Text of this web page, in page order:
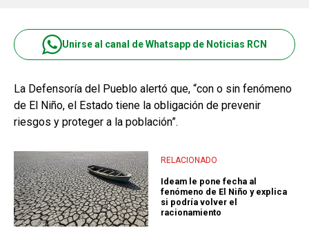
Unirse al canal de Whatsapp de Noticias RCN
La Defensoría del Pueblo alertó que, “con o sin fenómeno
de El Niño, el Estado tiene la obligación de prevenir
riesgos y proteger a la población”.
RELACIONADO
Ideam le pone fecha al
fenómeno de El Niño y explica
si podría volver el
racionamiento